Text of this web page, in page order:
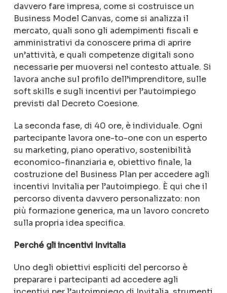
davvero fare impresa, come si costruisce un
Business Model Canvas, come si analizza il
mercato, quali sono gli adempimenti fiscali e
amministrativi da conoscere prima di aprire
un’attività, e quali competenze digitali sono
necessarie per muoversi nel contesto attuale. Si
lavora anche sul profilo dell’imprenditore, sulle
soft skills e sugli incentivi per l’autoimpiego
previsti dal Decreto Coesione.
La seconda fase, di 40 ore, è individuale. Ogni
partecipante lavora one-to-one con un esperto
su marketing, piano operativo, sostenibilità
economico-finanziaria e, obiettivo finale, la
costruzione del Business Plan per accedere agli
incentivi Invitalia per l’autoimpiego. È qui che il
percorso diventa davvero personalizzato: non
più formazione generica, ma un lavoro concreto
sulla propria idea specifica.
Perché gli incentivi Invitalia
Uno degli obiettivi espliciti del percorso è
preparare i partecipanti ad accedere agli